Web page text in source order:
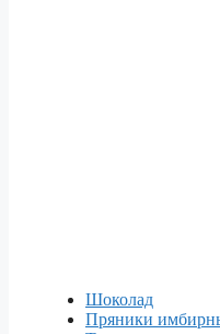
Шоколад
Пряники